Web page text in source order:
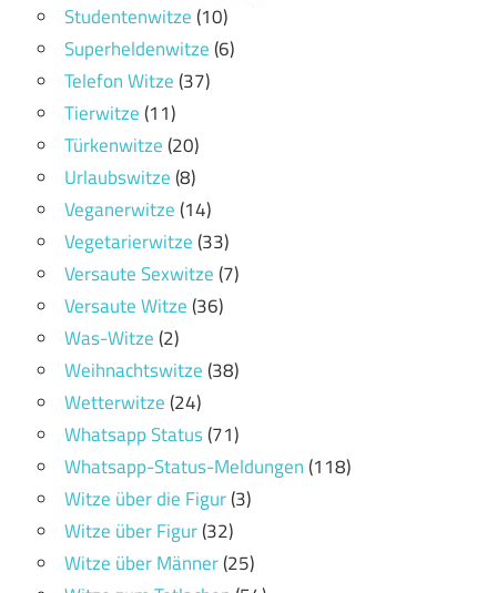
Studentenwitze(10)
Superheldenwitze(6)
Telefon Witze(37)
Tierwitze(11)
Türkenwitze(20)
Urlaubswitze(8)
Veganerwitze(14)
Vegetarierwitze(33)
Versaute Sexwitze(7)
Versaute Witze(36)
Was-Witze(2)
Weihnachtswitze(38)
Wetterwitze(24)
Whatsapp Status(71)
Whatsapp-Status-Meldungen(118)
Witze über die Figur(3)
Witze über Figur(32)
Witze über Männer(25)